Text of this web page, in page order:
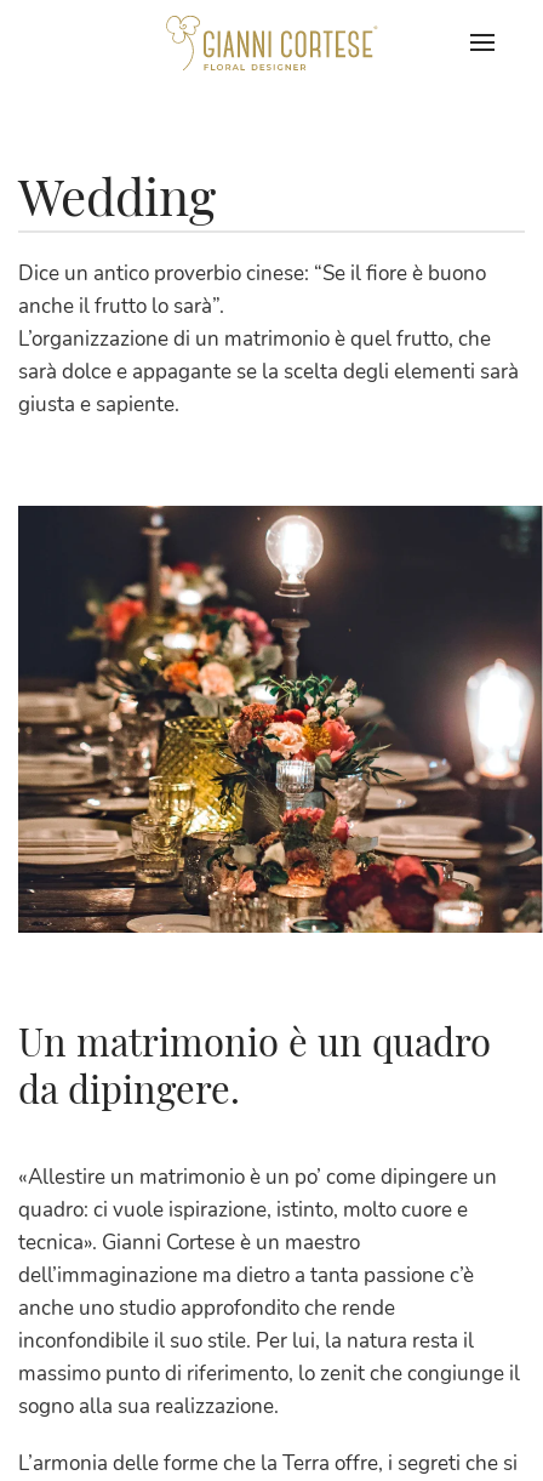
Wedding
Dice un antico proverbio cinese: “Se il fiore è buono
anche il frutto lo sarà”.
L’organizzazione di un matrimonio è quel frutto, che
sarà dolce e appagante se la scelta degli elementi sarà
giusta e sapiente.
Un matrimonio è un quadro
da dipingere.
«Allestire un matrimonio è un po’ come dipingere un
quadro: ci vuole ispirazione, istinto, molto cuore e
tecnica». Gianni Cortese è un maestro
dell’immaginazione ma dietro a tanta passione c’è
anche uno studio approfondito che rende
inconfondibile il suo stile. Per lui, la natura resta il
massimo punto di riferimento, lo zenit che congiunge il
sogno alla sua realizzazione.
L’armonia delle forme che la Terra offre, i segreti che si